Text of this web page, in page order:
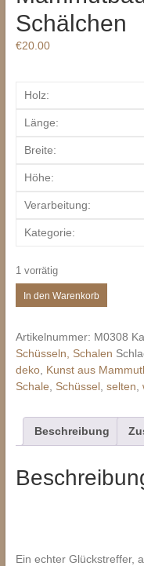
Schälchen
€20.00
Holz:
Länge:
Breite:
Höhe:
Verarbeitung:
Kategorie:
1 vorrätig
Mammutbaum
Holz
Menge
In den Warenkorb
Artikelnummer: M0308
Schüsseln, Schalen
deko, Kunst aus
Schale
Schüssel, selten
Beschreibung
Ein echter Glückstreffer,